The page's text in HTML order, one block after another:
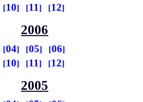
10 11 12
2006
04 05
06
10 11 12
2005